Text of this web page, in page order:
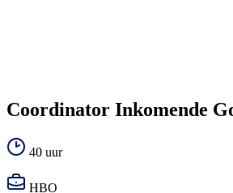
Coordinator Inkomende
40 uur
HBO